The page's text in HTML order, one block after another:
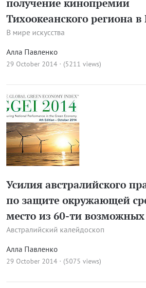
получение кинопремии
Тихоокеанского региона в
В мире искусства
Алла Павленко
29 October 2014 · (5211 views)
Усилия австралийского
по защите окружающей
место из 60-ти возможных
Австралийский калейдоскоп
Алла Павленко
29 October 2014 · (5075 views)